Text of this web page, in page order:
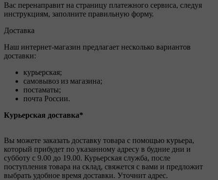
Вас перенаправит на страницу платежного сервиса, следуя
инструкциям, заполните правильную форму.
Доставка
Наш интернет-магазин предлагает несколько вариантов
доставки:
курьерская;
самовывоз из магазина;
постаматы;
почта России.
Курьерская доставка*
Вы можете заказать доставку товара с помощью курьера,
который прибудет по указанному адресу в будние дни и
субботу с 9.00 до 19.00. Курьерская служба, после
поступления товара на склад, свяжется с вами и предложит
выбрать удобное время доставки. Уточнит адрес.